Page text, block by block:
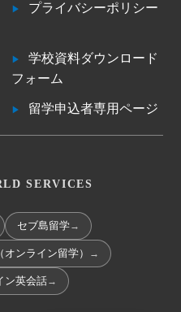
プライバシーポリシー
学校資料ダウンロード
フォーム
留学申込者専用ページ
SERVICES
セブ島留学→
ンライン留学） →
ン英会話→